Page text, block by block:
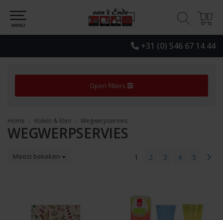
+31 (0) 546 67 14 44
0
0
MENU
Open filters
Home Koken & Eten Wegwerpservies
WEGWERPSERVIES
Meest bekeken 1 2 3 4 5